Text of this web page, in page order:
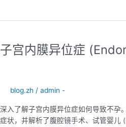
子宫内膜异位症
blog.zh / admin -
深入了解子宫内膜异位症如何导致不孕
症状，并解析了腹腔镜手术、试管婴儿
内
(Endometriosis)